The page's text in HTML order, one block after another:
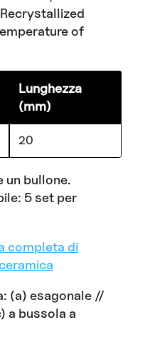
of
Lunghezza
(mm)
20
un bullone.
5 set per
completa di
(a) esagonale //
a bussola a